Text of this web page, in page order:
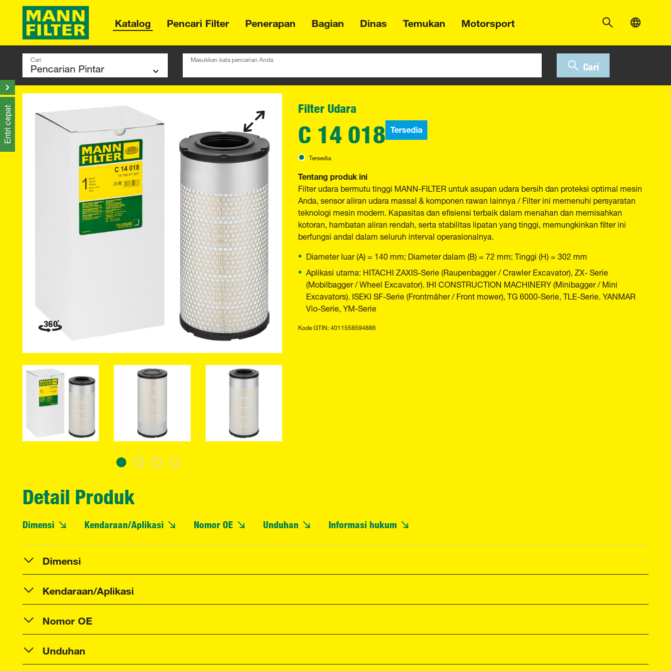
Katalog Pencari Filter Penerapan Bagian Dinas Temukan Motorsport
Cari Masukkan kata pencarian Anda
Cari
Filter Udara
C 14 018 Tersedia
Tersedia
Tentang produk ini
Filter udara bermutu tinggi MANN-FILTER untuk asupan udara bersih dan proteksi optimal mesin
Anda, sensor aliran udara massal & komponen rawan lainnya / Filter ini memenuhi persyaratan
teknologi mesin modern. Kapasitas dan efisiensi terbaik dalam menahan dan memisahkan
kotoran, hambatan aliran rendah, serta stabilitas lipatan yang tinggi, memungkinkan filter ini
berfungsi andal dalam seluruh interval operasionalnya.
Diameter luar (A) = 140 mm; Diameter dalam (B) = 72 mm; Tinggi (H) = 302 mm
Aplikasi utama: HITACHI ZAXIS-Serie (Raupenbagger / Crawler Excavator), ZX- Serie
(Mobilbagger / Wheel Excavator). IHI CONSTRUCTION MACHINERY (Minibagger / Mini
Excavators). ISEKI SF-Serie (Frontmäher / Front mower), TG 6000-Serie, TLE-Serie. YANMAR
Vio-Serie, YM-Serie
Kode GTIN: 4011558594886
Detail Produk
Dimensi Kendaraan/Aplikasi Nomor OE Unduhan Informasi hukum
Dimensi
Kendaraan/Aplikasi
Nomor OE
Unduhan